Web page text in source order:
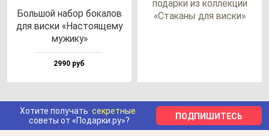
Боль­шой на­бор бо­ка­лов
для вис­ки «Нас­то­яще­му
му­жи­ку»
2990 руб
по­дар­ки из кол­лек­ции
«Ста­ка­ны для вис­ки»
Хотите получать секретные
советы от «Подарки.ру»?
ПОДПИШИТЕСЬ